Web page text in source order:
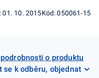
01. 10. 2015Kód: 050061-15
o produktu
se k odběru, objednat